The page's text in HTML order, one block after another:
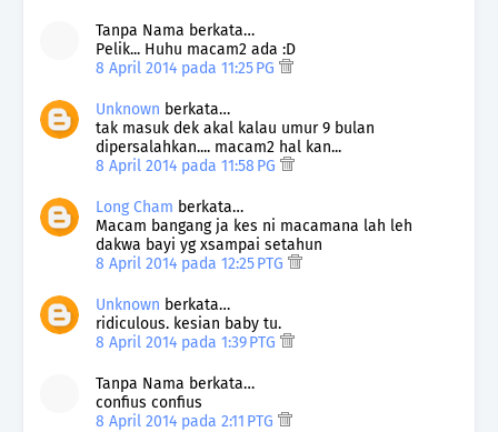
Tanpa Nama berkata…
Pelik... Huhu macam2 ada :D
8 April 2014 pada 11:25 PG
Unknown berkata…
tak masuk dek akal kalau umur 9 bulan
dipersalahkan.... macam2 hal kan...
8 April 2014 pada 11:58 PG
Long Cham berkata…
Macam bangang ja kes ni macamana lah leh
dakwa bayi yg xsampai setahun
8 April 2014 pada 12:25 PTG
Unknown berkata…
ridiculous. kesian baby tu.
8 April 2014 pada 1:39 PTG
Tanpa Nama berkata…
confius confius
8 April 2014 pada 2:11 PTG